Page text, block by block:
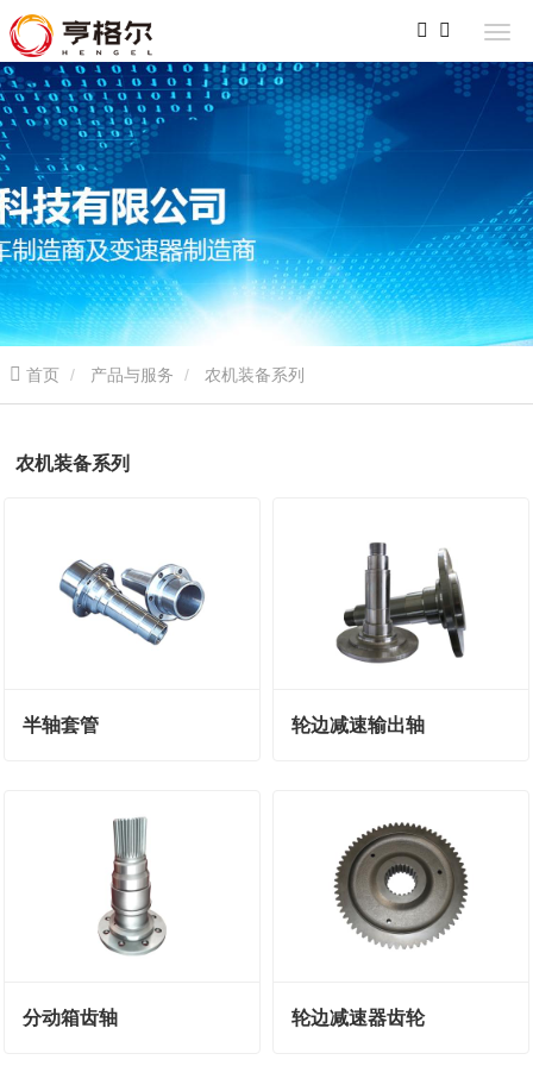
首页 产品与服务 农机装备系列
农机装备系列
半轴套管 轮边减速输出轴
分动箱齿轴 轮边减速器齿轮